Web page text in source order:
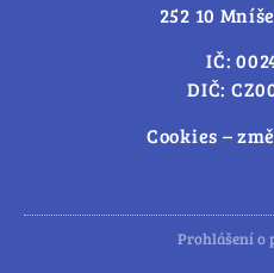
252 10
IČ:
DIČ:
Cookies –
Prohlášení o